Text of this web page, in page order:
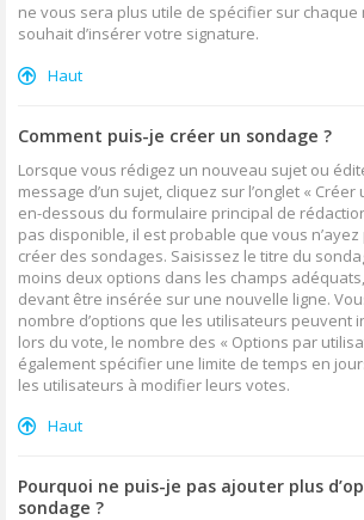
ne vous sera plus utile de spécifier sur chaque
souhait d’insérer votre signature.
Haut
Comment puis-je créer un sondage ?
Lorsque vous rédigez un nouveau sujet ou
message d’un sujet, cliquez sur l’onglet «
en-dessous du formulaire principal de
pas disponible, il est probable que vous
créer des sondages. Saisissez le titre du
moins deux options dans les champs
devant être insérée sur une nouvelle ligne.
nombre d’options que les utilisateurs peuvent
lors du vote, le nombre des « Options par
également spécifier une limite de temps en
les utilisateurs à modifier leurs votes.
Haut
Pourquoi ne puis-je pas ajouter plus
sondage ?